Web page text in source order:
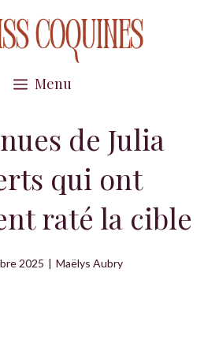
Menu
de Julia
qui ont
raté la cible
2025 | Maëlys Aubry